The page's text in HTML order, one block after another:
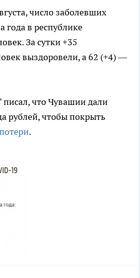
число заболевших
года в республике
За сутки +35
выздоровели, а 62 (+4) —
писал, что Чувашии дали
рублей, чтобы покрыть
.